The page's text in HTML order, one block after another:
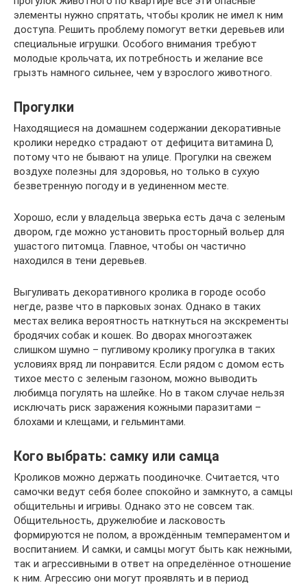
элементы нужно спрятать, чтобы кролик не имел к ним
доступа. Решить проблему помогут ветки деревьев или
специальные игрушки. Особого внимания требуют
молодые крольчата, их потребность и желание все
грызть намного сильнее, чем у взрослого животного.
Прогулки
Находящиеся на домашнем содержании декоративные
кролики нередко страдают от дефицита витамина D,
потому что не бывают на улице. Прогулки на свежем
воздухе полезны для здоровья, но только в сухую
безветренную погоду и в уединенном месте.
Хорошо, если у владельца зверька есть дача с зеленым
двором, где можно установить просторный вольер для
ушастого питомца. Главное, чтобы он частично
находился в тени деревьев.
Выгуливать декоративного кролика в городе особо
негде, разве что в парковых зонах. Однако в таких
местах велика вероятность наткнуться на экскременты
бродячих собак и кошек. Во дворах многоэтажек
слишком шумно – пугливому кролику прогулка в таких
условиях вряд ли понравится. Если рядом с домом есть
тихое место с зеленым газоном, можно выводить
любимца погулять на шлейке. Но в таком случае нельзя
исключать риск заражения кожными паразитами –
блохами и клещами, и гельминтами.
Кого выбрать: самку или самца
Кроликов можно держать поодиночке. Считается, что
самочки ведут себя более спокойно и замкнуто, а самцы
общительны и игривы. Однако это не совсем так.
Общительность, дружелюбие и ласковость
формируются не полом, а врождённым темпераментом и
воспитанием. И самки, и самцы могут быть как нежными,
так и агрессивными в ответ на определённое отношение
к ним. Агрессию они могут проявлять и в период